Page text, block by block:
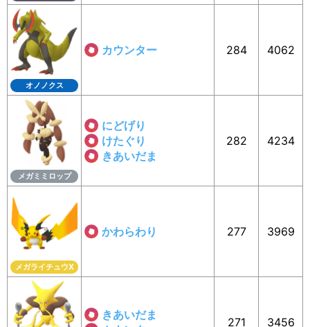
オノノクス
カウンター 284 4062
メガミミロップ
にどげり
けたぐり
きあいだま
282 4234
メガライチュウX
かわらわり 277 3969
きあいだま
271 3456